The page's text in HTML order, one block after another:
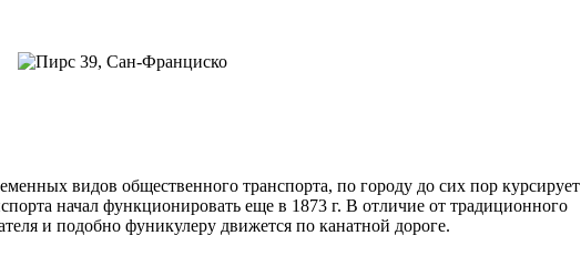
видов общественного транспорта, по городу до сих пор курсирует
начал функционировать еще в 1873 г. В отличие от традиционного
и подобно фуникулеру движется по канатной дороге.